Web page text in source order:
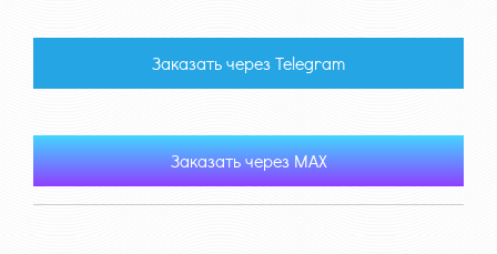
Заказать через Telegram
Заказать через MAX